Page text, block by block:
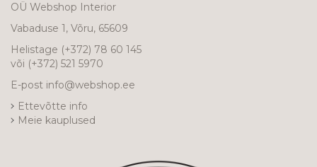
OÜ Webshop Interior
Vabaduse 1, Võru, 65609
Helistage (+372) 78 60 145
või (+372) 521 5970
E-post info@webshop.ee
Ettevõtte info
Meie kauplused